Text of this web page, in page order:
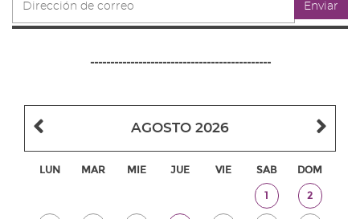
de
correo
Enviar
---------------------------------------------
Mes
anterior
Mes
AGOSTO 2026
LUN MAR MIE JUE VIE SAB DOM
Sabado,
1 Domingo,
2